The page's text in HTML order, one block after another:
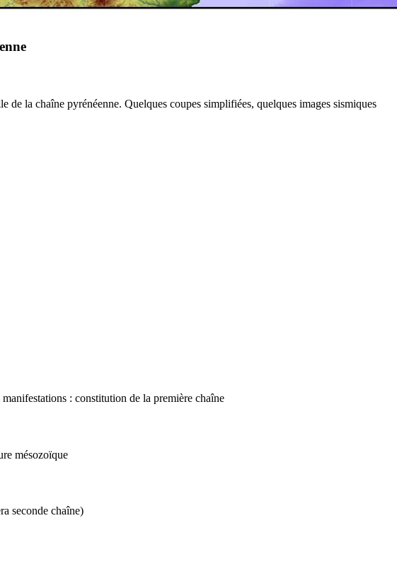
de la chaîne pyrénéenne. Quelques coupes simplifiées, quelques images sismiques
: constitution de la première chaîne
mésozoïque
seconde chaîne)